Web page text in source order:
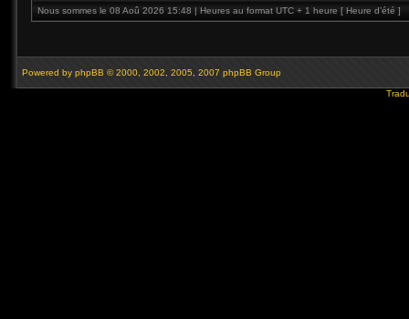
Nous sommes le 08 Aoû 2026 15:48 | Heures au format UTC + 1 heure [ Heure d’été ]
Powered by phpBB © 2000, 2002, 2005, 2007 phpBB Group